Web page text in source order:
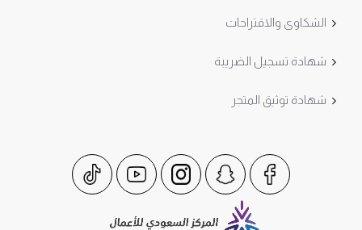
الشكاوى والاقتراحات
شهادة تسجيل الضريبة
شهادة توثيق المتجر